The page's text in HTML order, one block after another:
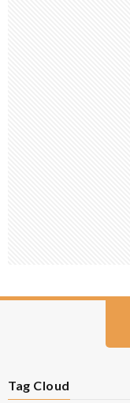
Tag Cloud